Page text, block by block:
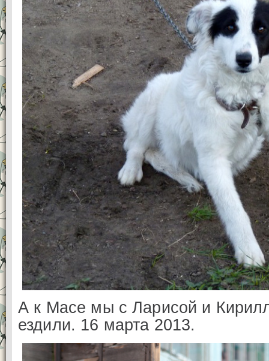
А к Масе мы с Ларисой и
ездили. 16 марта 2013.